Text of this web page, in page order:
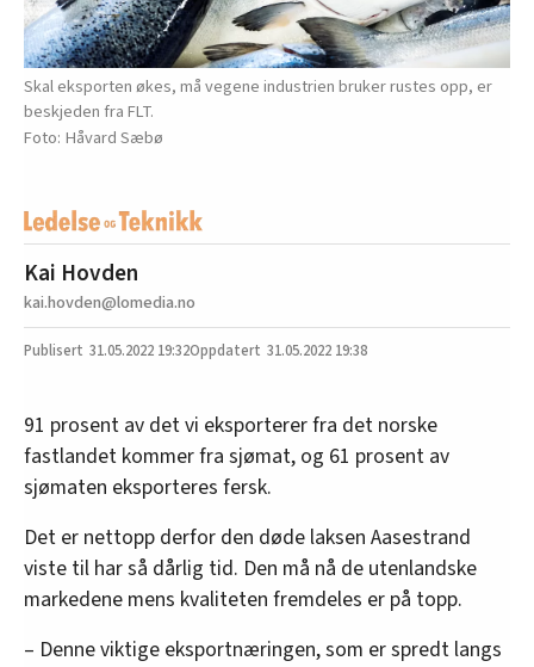
Skal eksporten økes, må vegene industrien bruker rustes opp, er
beskjeden fra FLT.
Håvard Sæbø
Kai Hovden
kai.hovden@lomedia.no
31.05.2022 19:32 31.05.2022 19:38
91 prosent av det vi eksporterer fra det norske
fastlandet kommer fra sjømat, og 61 prosent av
sjømaten eksporteres fersk.
Det er nettopp derfor den døde laksen Aasestrand
viste til har så dårlig tid. Den må nå de utenlandske
markedene mens kvaliteten fremdeles er på topp.
– Denne viktige eksportnæringen, som er spredt langs